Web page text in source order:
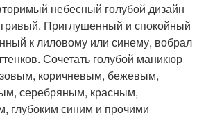
небесный голубой дизайн
Приглушенный и спокойный
к лиловому или синему, вобрал
Сочетать голубой маникюр
коричневым, бежевым,
серебряным, красным,
глубоким синим и прочими